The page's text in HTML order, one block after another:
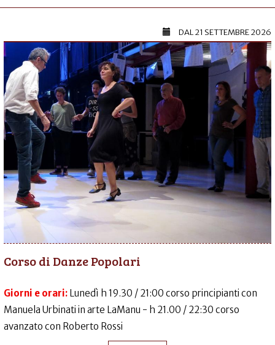
DAL21 SETTEMBRE 2026
Corso di Danze Popolari
Giorni e orari: Lunedì h 19.30 / 21:00 corso principianti con
Manuela Urbinati in arte LaManu - h 21.00 / 22:30 corso
avanzato con Roberto Rossi